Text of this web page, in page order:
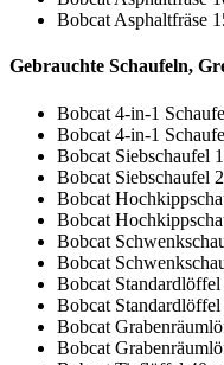
Bobcat Asphaltfräse
Gebrauchte Schaufeln,
Bobcat 4-in-1
Bobcat 4-in-1
Bobcat Siebschaufel
Bobcat Siebschaufel
Bobcat
Bobcat
Bobcat
Bobcat
Bobcat
Bobcat
Bobcat
Bobcat